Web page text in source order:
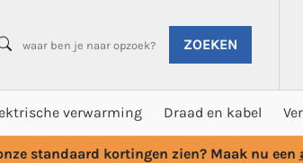
ZOEKEN
verwarming Draad en kabel
standaard kortingen zien? Maak nu een